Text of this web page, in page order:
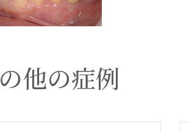
他の症例